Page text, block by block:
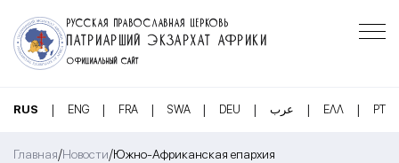
РУССКАЯ ПРАВОСЛАВНАЯ ЦЕРКОВЬ
ПАТРИАРШИЙ ЭКЗАРХАТ АФРИКИ
ОФИЦИАЛЬНЫЙ САЙТ
RUS | ENG | FRA | SWA | DEU | عرب | ΕΛΛ | PT
Главная/Новости/Южно-Африканская епархия